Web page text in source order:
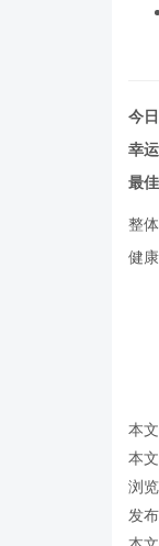
今
幸
最
整
健
本
本
浏
发